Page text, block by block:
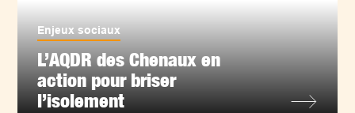
Enjeux sociaux
L’AQDR des Chenaux en
action pour briser
l’isolement